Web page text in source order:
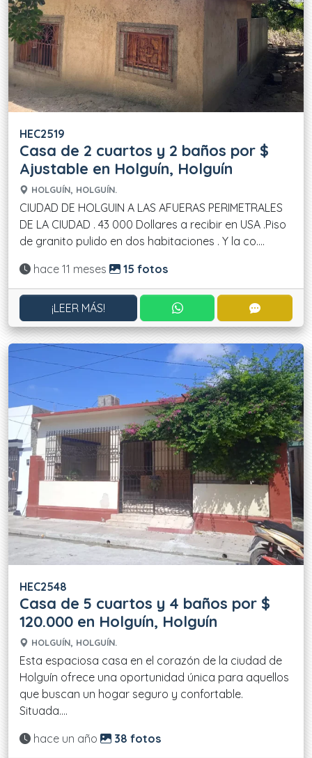
HEC2519
Casa de 2 cuartos y 2 baños por $
Ajustable en Holguín, Holguín
HOLGUÍN, HOLGUÍN.
CIUDAD DE HOLGUIN A LAS AFUERAS PERIMETRALES
DE LA CIUDAD . 43 000 Dollares a recibir en USA .Piso
de granito pulido en dos habitaciones . Y la co....
Actualizado:
hace 11 meses 15 fotos
¡LEER MÁS! CONTACTAR POR
HEC2548
Casa de 5 cuartos y 4 baños por $
120.000 en Holguín, Holguín
HOLGUÍN, HOLGUÍN.
Esta espaciosa casa en el corazón de la ciudad de
Holguín ofrece una oportunidad única para aquellos
que buscan un hogar seguro y confortable.
Situada....
Actualizado:
hace un año 38 fotos